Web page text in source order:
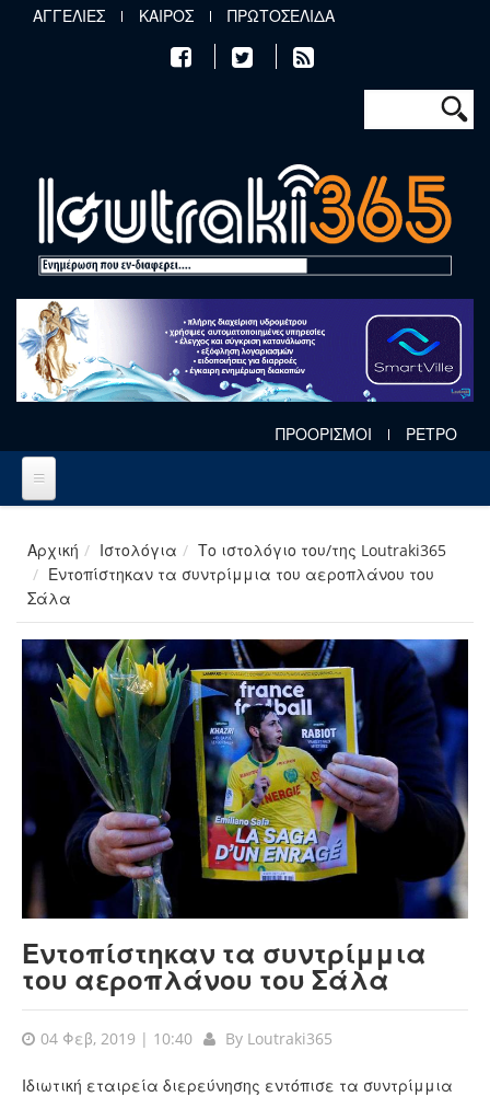
Παράκαμψη προς το κυρίως περιεχόμενο
ΑΓΓΕΛΙΕΣ ΚΑΙΡΟΣ ΠΡΩΤΟΣΕΛΙΔΑ
Φόρμα
Αναζήτηση
ΠΡΟΟΡΙΣΜΟΙ ΡΕΤΡΟ
Αρχική Ιστολόγια
Το ιστολόγιο του/της Loutraki365
Εντοπίστηκαν τα συντρίμμια του αεροπλάνου του
Σάλα
Εντοπίστηκαν τα συντρίμμια
του αεροπλάνου του Σάλα
04 Φεβ, 2019 | 10:40 By Loutraki365
Ιδιωτική εταιρεία διερεύνησης εντόπισε τα συντρίμμια